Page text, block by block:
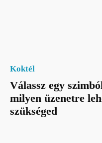
Koktél
Válassz egy
milyen üzenetre
szükséged